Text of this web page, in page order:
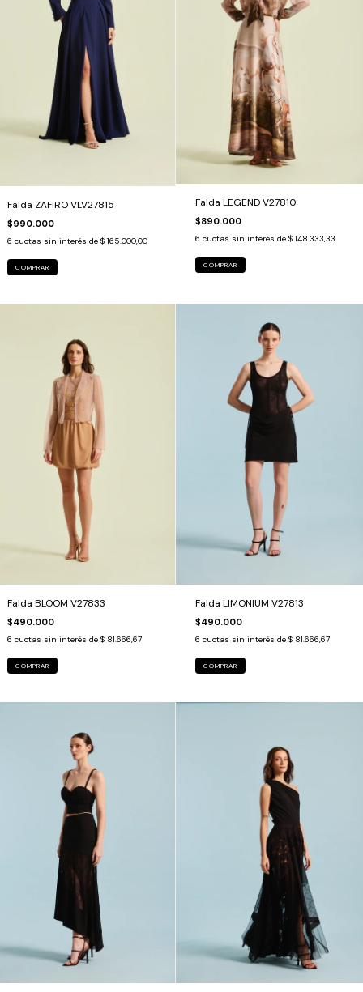
Falda ZAFIRO VLV27815
$990.000
6 cuotas sin interés de $ 165.000,00
COMPRAR
Falda LEGEND V27810
$890.000
6 cuotas sin interés de $ 148.333,33
COMPRAR
Falda BLOOM V27833
$490.000
6 cuotas sin interés de $ 81.666,67
COMPRAR
Falda LIMONIUM V27813
$490.000
6 cuotas sin interés de $ 81.666,67
COMPRAR